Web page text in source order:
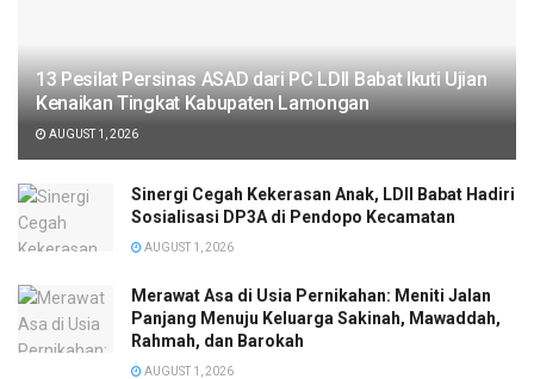
13 Pesilat Persinas ASAD dari PC LDII Babat Ikuti Ujian
Kenaikan Tingkat Kabupaten Lamongan
AUGUST 1, 2026
Sinergi Cegah Kekerasan Anak, LDII Babat Hadiri
Sosialisasi DP3A di Pendopo Kecamatan
AUGUST 1, 2026
Merawat Asa di Usia Pernikahan: Meniti Jalan
Panjang Menuju Keluarga Sakinah, Mawaddah,
Rahmah, dan Barokah
AUGUST 1, 2026